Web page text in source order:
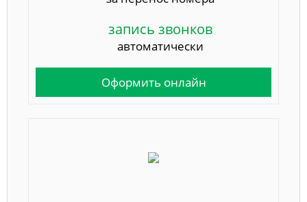
запись звонков
автоматически
Оформить онлайн